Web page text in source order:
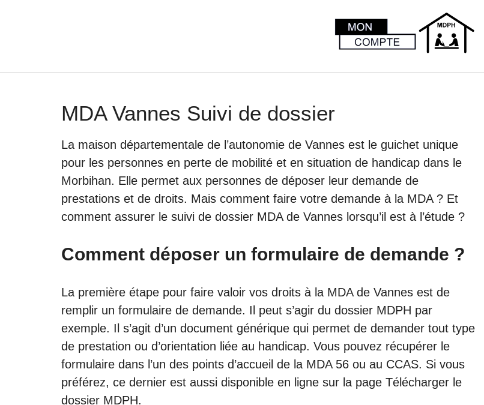
MDA Vannes Suivi de dossier
La maison départementale de l’autonomie de Vannes est le guichet unique
pour les personnes en perte de mobilité et en situation de handicap dans le
Morbihan. Elle permet aux personnes de déposer leur demande de
prestations et de droits. Mais comment faire votre demande à la MDA ? Et
comment assurer le suivi de dossier MDA de Vannes lorsqu’il est à l’étude ?
Comment déposer un formulaire de demande ?
La première étape pour faire valoir vos droits à la MDA de Vannes est de
remplir un formulaire de demande. Il peut s’agir du dossier MDPH par
exemple. Il s’agit d’un document générique qui permet de demander tout type
de prestation ou d’orientation liée au handicap. Vous pouvez récupérer le
formulaire dans l’un des points d’accueil de la MDA 56 ou au CCAS. Si vous
préférez, ce dernier est aussi disponible en ligne sur la page Télécharger le
dossier MDPH.